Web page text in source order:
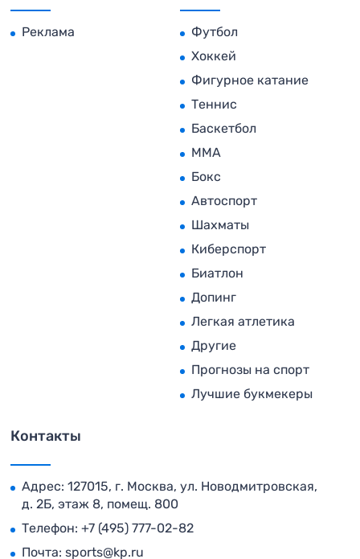
Реклама
Футбол
Хоккей
Фигурное катание
Теннис
Баскетбол
MMA
Бокс
Автоспорт
Шахматы
Киберспорт
Биатлон
Допинг
Легкая атлетика
Другие
Прогнозы на спорт
Лучшие букмекеры
Контакты
Адрес: 127015, г. Москва, ул. Новодмитровская,
д. 2Б, этаж 8, помещ. 800
Телефон: +7 (495) 777-02-82
Почта: sports@kp.ru